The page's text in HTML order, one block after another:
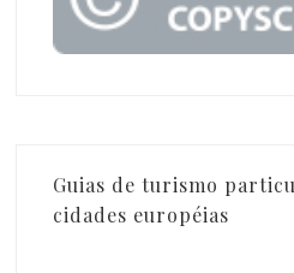
Guias de turismo
cidades européias